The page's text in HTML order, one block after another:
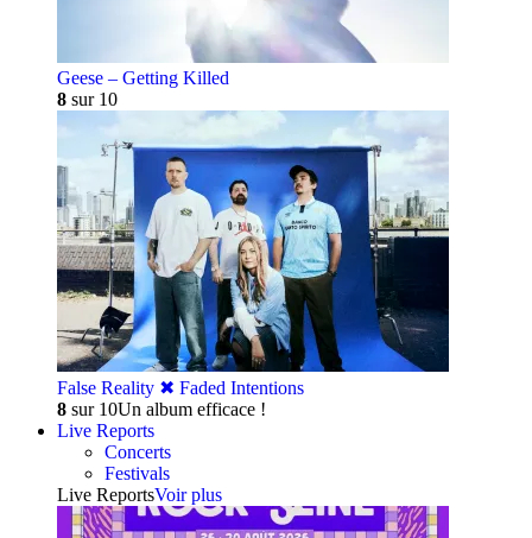
Geese – Getting Killed
8 sur 10
False Reality ✖︎ Faded Intentions
8 sur 10Un album efficace !
Live Reports
Concerts
Festivals
Live ReportsVoir plus